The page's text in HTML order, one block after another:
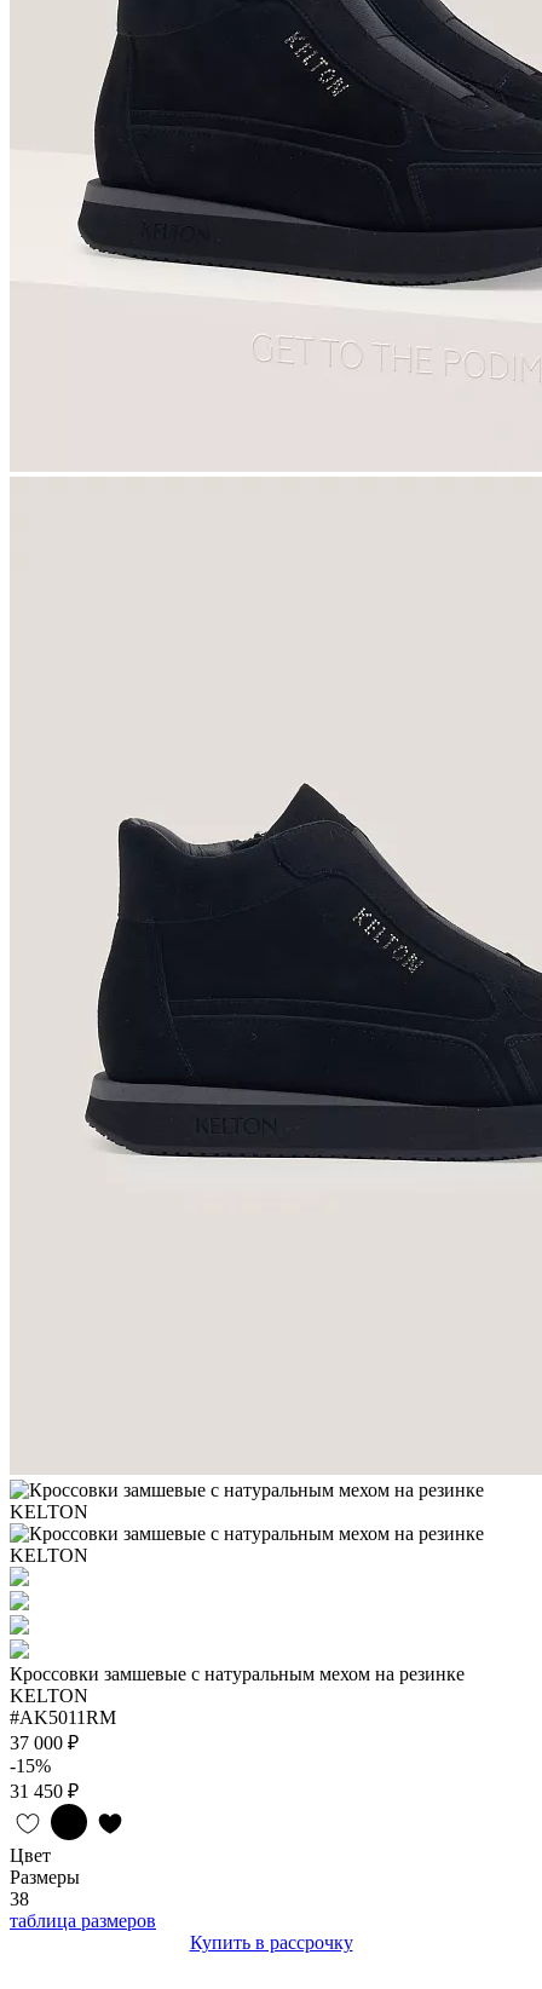
Кроссовки замшевые с натуральным мехом на резинке
KELTON
#AK5011RM
37 000 ₽
-15%
31 450 ₽
Цвет
Размеры
38
таблица размеров
Купить в рассрочку